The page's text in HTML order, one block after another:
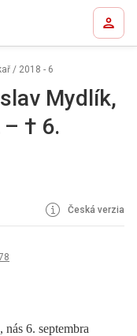
/ 2018 - 6
Mydlík,
† 6.
Česká verzia
6. septembra